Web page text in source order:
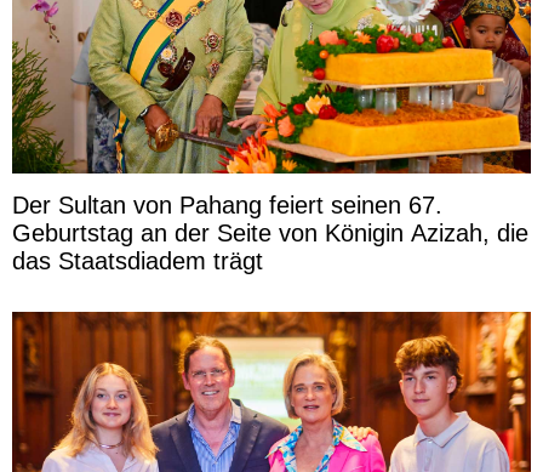
Der Sultan von Pahang feiert seinen 67.
Geburtstag an der Seite von Königin Azizah, die
das Staatsdiadem trägt